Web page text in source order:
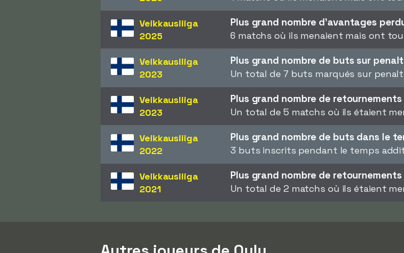
Veikkausliiga
2025
Plus grand nombre d'avantages
6 matchs où ils menaient mais ont
Veikkausliiga
2023
Plus grand nombre de buts sur
Un total de 7 buts marqués sur
Veikkausliiga
2023
Plus grand nombre de
Un total de 5 matchs où ils étaient
Veikkausliiga
2022
Plus grand nombre de buts dans le
3 buts inscrits pendant le temps
Veikkausliiga
2021
Plus grand nombre de
Un total de 2 matchs où ils étaient